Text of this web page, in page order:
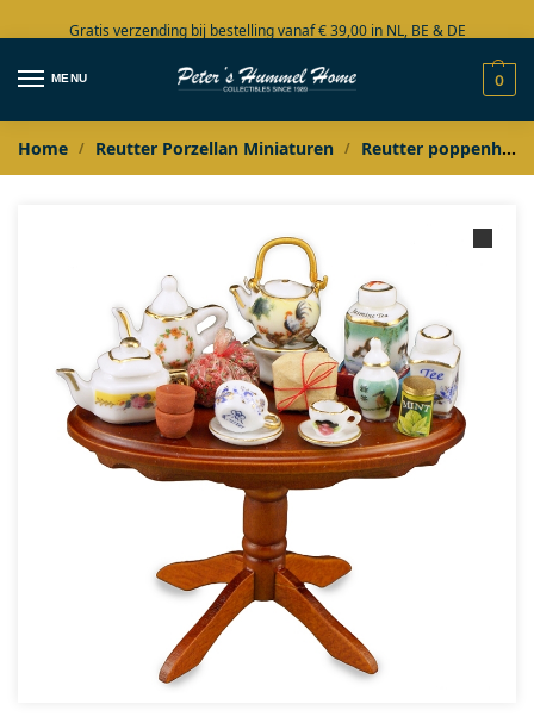
Gratis verzending bij bestelling vanaf € 39,00 in NL, BE & DE
Grote collectie in voorraad
MENU 0
Home / Reutter Porzellan Miniaturen / Reutter poppenhuis miniaturen